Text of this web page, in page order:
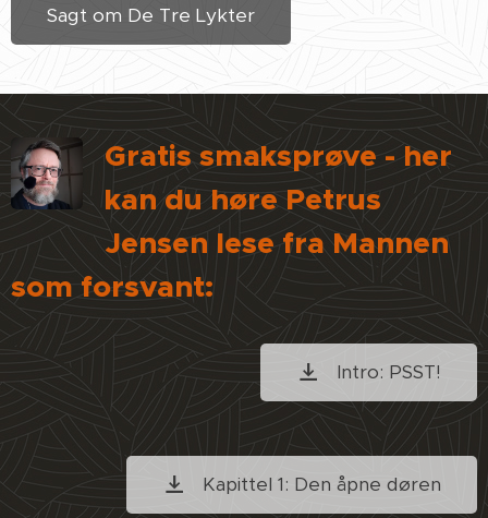
Sagt om De Tre Lykter
Gratis smaksprøve -her
kan du høre Petrus
Jensen lese fra Mannen
som forsvant:
Intro: PSST!
Kapittel 1: Den åpne døren